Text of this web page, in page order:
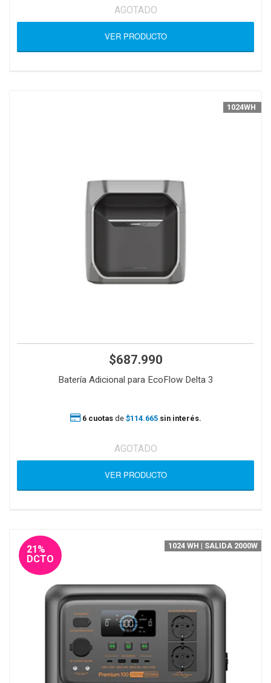
AGOTADO
VER PRODUCTO
$687.990
Batería Adicional para EcoFlow Delta 3
1024WH
6 cuotasde $114.665 sin interés.
AGOTADO
VER PRODUCTO
21%
DCTO
1024 WH | SALIDA 2000W